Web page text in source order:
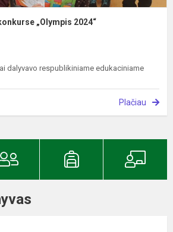
„Olympis 2024“
dalyvavo respublikiniame edukaciniame
Plačiau